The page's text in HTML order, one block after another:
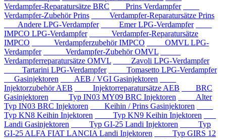
Verdampfer-Reparatursätze BRC
Prins Verdampfer
Verdampfer-Zubehör Prins
Verdampfer-Reparatursätze Prins
Andere LPG-Verdampfer
Emer LPG-Verdampfer
IMPCO LPG-Verdampfer
Verdampfer-Reparatursätze
IMPCO
Verdampferzubehör IMPCO
OMVL LPG-
Verdampfer
Verdampfer-Zubehör OMVL
Verdampferreparatursätze OMVL
Zavoli LPG-Verdampfer
Tartarini LPG-Verdampfer
Tomasetto LPG-Verdampfer
Gasinjektoren
AEB / VGI Gasinjektoren
Injektorzubehör AEB
Injektorreparatursätze AEB
BRC
Gasinjektoren
Typ IN03 MY09 BRC Injektoren
Alter
Typ IN03 BRC Injektoren
Keihin / Prins Gasinjektoren
Typ KN8 Keihin Injektoren
Typ KN9 Keihin Injektoren
Landi Gasinjektoren
Typ GI-25 Landi Injektoren
Typ
GI-25 ALFA FIAT LANCIA Landi Injektoren
Typ GIRS 12